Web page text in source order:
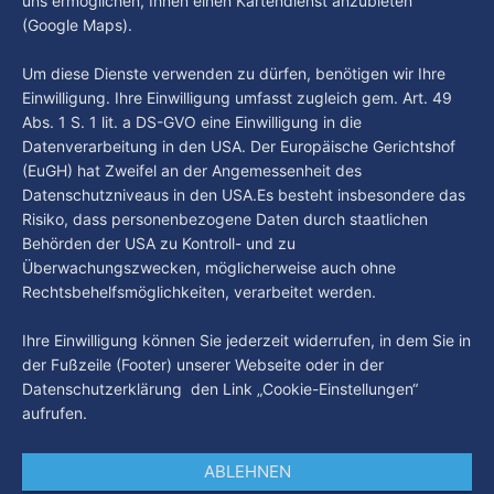
By Luca Kimmel 6. Aug. 2026
Nissi's Kunstwelt - Folge 18
By Luca Kimmel 6. Aug. 2026
(Google Maps).
Um diese Dienste verwenden zu dürfen, benötigen wir Ihre
Einwilligung. Ihre Einwilligung umfasst zugleich gem. Art. 49
Abs. 1 S. 1 lit. a DS-GVO eine Einwilligung in die
Datenverarbeitung in den USA. Der Europäische Gerichtshof
(EuGH) hat Zweifel an der Angemessenheit des
Datenschutzniveaus in den USA.Es besteht insbesondere das
Risiko, dass personenbezogene Daten durch staatlichen
Behörden der USA zu Kontroll- und zu
Überwachungszwecken, möglicherweise auch ohne
Rechtsbehelfsmöglichkeiten, verarbeitet werden.
Ihre Einwilligung können Sie jederzeit widerrufen, in dem Sie in
der Fußzeile (Footer) unserer Webseite oder in der
Datenschutzerklärung den Link „Cookie-Einstellungen“
aufrufen.
ABLEHNEN